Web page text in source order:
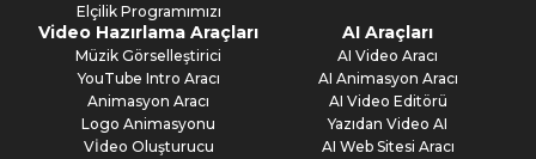
Elçilik Programımızı
Video Hazırlama Araçları
Müzik Görselleştirici
YouTube Intro Aracı
Animasyon Aracı
Logo Animasyonu
Vİdeo Oluşturucu
AI Araçları
AI Video Aracı
AI Animasyon Aracı
AI Video Editörü
Yazıdan Video AI
AI Web Sitesi Aracı